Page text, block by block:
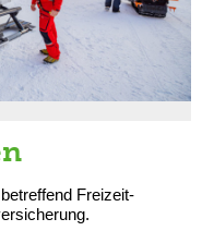
Freizeit-